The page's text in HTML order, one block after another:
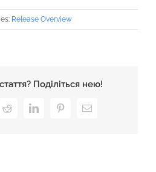
Release Overview
Поділіться нею!
RedditLinkedInPinterestEmail